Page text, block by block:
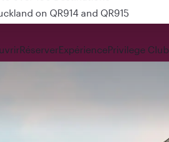
on QR914 and QR915
RéserverExpériencePrivilege Club